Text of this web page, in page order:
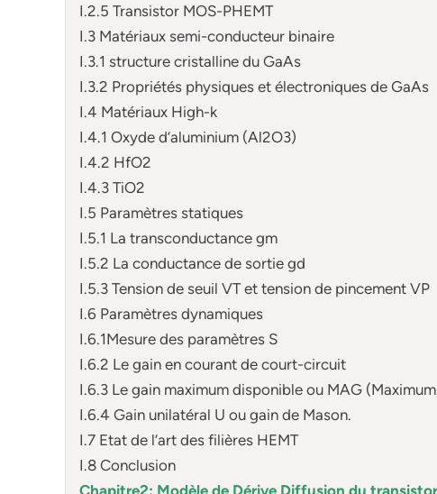
I.2.5 Transistor MOS-PHEMT
I.3 Matériaux semi-conducteur binaire
I.3.1 structure cristalline du GaAs
I.3.2 Propriétés physiques et électroniques de GaAs
I.4 Matériaux High-k
I.4.1 Oxyde d’aluminium (Al2O3)
I.4.2 HfO2
I.4.3 TiO2
I.5 Paramètres statiques
I.5.1 La transconductance gm
I.5.2 La conductance de sortie gd
I.5.3 Tension de seuil VT et tension de pincement VP
I.6 Paramètres dynamiques
I.6.1Mesure des paramètres S
I.6.2 Le gain en courant de court-circuit
I.6.3 Le gain maximum disponible ou MAG
I.6.4 Gain unilatéral U ou gain de Mason.
I.7 Etat de l’art des filières HEMT
I.8 Conclusion
Chapitre2: Modèle de Dérive Diffusion du